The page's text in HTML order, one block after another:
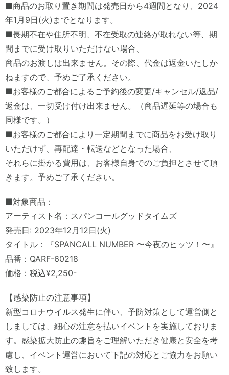
■商品のお取り置き期間は発売日から4週間となり、2024
年1月9日(火)までとなります。
■長期不在や住所不明、不在受取の連絡が取れない等、期
間までに受け取りいただけない場合、
商品のお渡しは出来ません。その際、代金は返金いたしか
ねますので、予めご了承ください。
■お客様のご都合によるご予約後の変更/キャンセル/返品/
返金は、一切受け付け出来ません。（商品遅延等の場合も
同様です。）
■お客様のご都合により一定期間までに商品をお受け取り
いただけず、再配達・転送などとなった場合、
それらに掛かる費用は、お客様自身でのご負担とさせて頂
きます。予めご了承ください。
■対象商品：
アーティスト名：スパンコールグッドタイムズ
発売日: 2023年12月12日(火)
タイトル：『SPANCALL NUMBER 〜今夜のヒッツ！〜』
品番：QARF-60218
価格：税込¥2,250-
【感染防止の注意事項】
新型コロナウイルス発生に伴い、予防対策として運営側と
しましては、細心の注意を払いイベントを実施しておりま
す。感染拡大防止の趣旨をご理解いただき健康と安全を考
慮し、イベント運営において下記の対応とご協力をお願い
致します。